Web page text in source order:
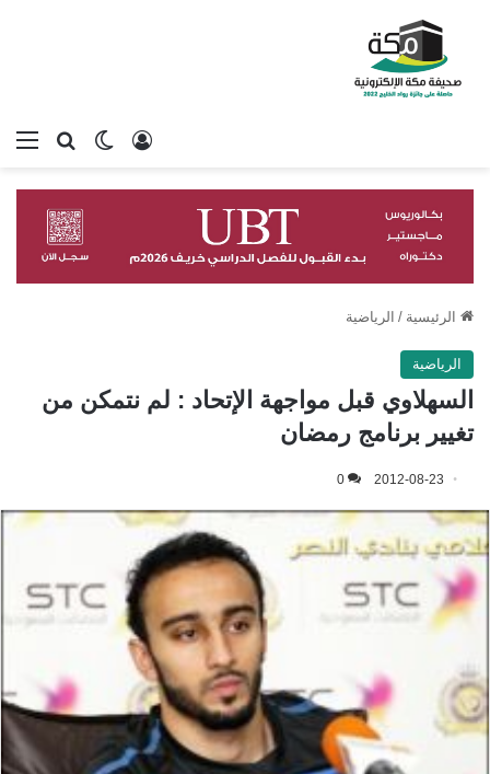
بحثالوضع
تسجيل الدخول
الرئيسية / الرياضية
الرياضية
السهلاوي قبل مواجهة الإتحاد : لم نتمكن من
تغيير برنامج رمضان
2012-08-23
0